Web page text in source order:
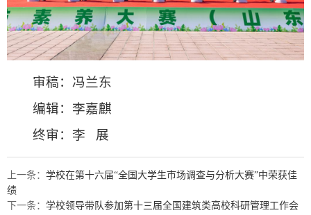
审稿：冯兰东
编辑：李嘉麒
终审：李 展
上一条： 学校在第十六届“全国大学生市场调查与分析大赛”中荣获佳
绩
下一条： 学校领导带队参加第十三届全国建筑类高校科研管理工作会